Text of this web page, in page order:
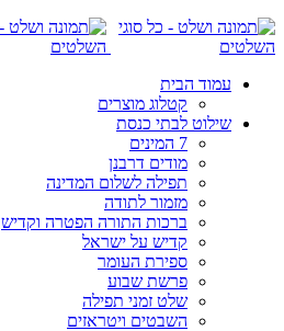
עמוד הבית
קטלוג מוצרים
שילוט לבתי כנסת
7 המינים
מודים דרבנן
תפילה לשלום המדינה
מזמור לתודה
ברכות התורה הפטרה וקדיש
קדיש על ישראל
ספירת העומר
פרשת שבוע
שלט זמני תפילה
השבטים ויטראזים